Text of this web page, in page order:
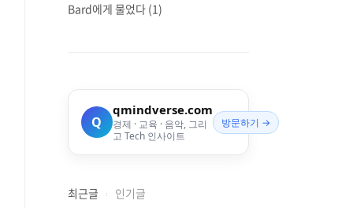
Bard에게 물었다 (1)
Q
qmindverse.com
경제 · 교육 · 음악, 그리
고 Tech 인사이트
방문하기 →
최근글 인기글